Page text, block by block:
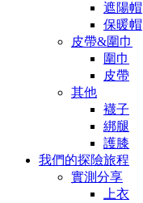
遮陽帽
保暖帽
皮帶&圍巾
圍巾
皮帶
其他
襪子
綁腿
護膝
我們的探險旅程
實測分享
上衣